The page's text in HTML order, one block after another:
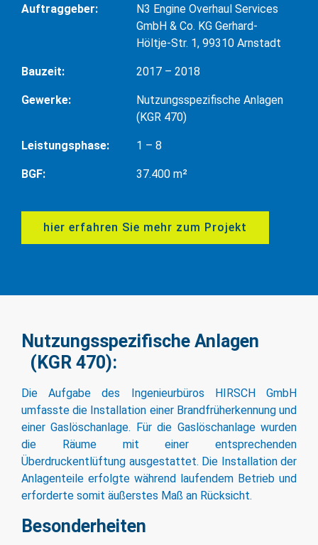
Auftraggeber:
N3 Engine Overhaul Services
GmbH & Co. KG Gerhard-
Höltje-Str. 1, 99310 Arnstadt
Bauzeit: 2017 – 2018
Gewerke:
Nutzungsspezifische Anlagen
(KGR 470)
Leistungsphase: 1 – 8
BGF: 37.400 m²
hier erfahren Sie mehr zum Projekt
Nutzungsspezifische Anlagen
(KGR 470):
Die Aufgabe des Ingenieurbüros HIRSCH GmbH
umfasste die Installation einer Brandfrüherkennung und
einer Gaslöschanlage. Für die Gaslöschanlage wurden
die Räume mit einer entsprechenden
Überdruckentlüftung ausgestattet. Die Installation der
Anlagenteile erfolgte während laufendem Betrieb und
erforderte somit äußerstes Maß an Rücksicht.
Besonderheiten